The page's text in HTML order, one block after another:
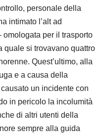
personale della
intimato l’alt ad
omologata per il trasporto
quale si trovavano quattro
Quest’ultimo, alla
e a causa della
un incidente con
in pericolo la incolumità
di altri utenti della
sempre alla guida